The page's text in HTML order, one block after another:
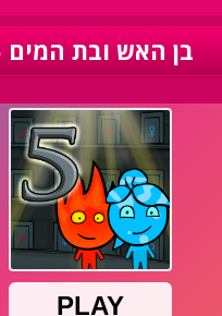
בן האש ובת המים 5